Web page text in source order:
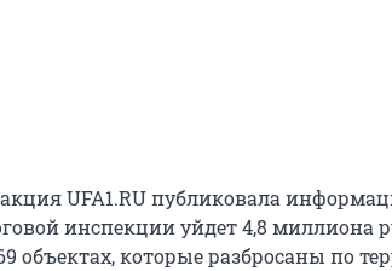
UFA1.RU публиковала
инспекции уйдет 4,8 миллиона
объектах, которые разбросаны по